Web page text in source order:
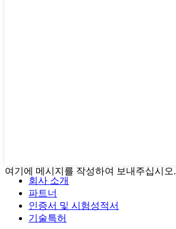
여기에 메시지를 작성하여 보내주십시오.
회사 소개
파트너
인증서 및 시험성적서
기술특허